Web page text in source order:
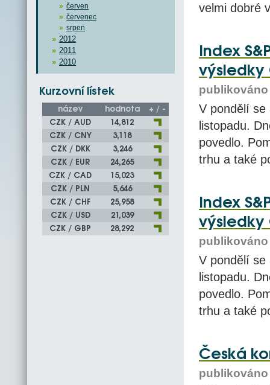
červen
červenec
srpen
2012
2011
2010
Kurzovní lístek
název hodnota
+ / -
CZK / AUD
14,812
CZK / CNY
3,118
CZK / DKK
3,246
CZK / EUR
24,265
CZK / CAD
15,023
CZK / PLN
5,646
CZK / CHF
25,958
CZK / USD
21,039
CZK / GBP
28,292
velmi dobré
Index
výsledky
publikováno
V pondělí se
listopadu.
povedlo.
trhu a také
Index
výsledky
publikováno
V pondělí se
listopadu.
povedlo.
trhu a také
Česká
publikováno